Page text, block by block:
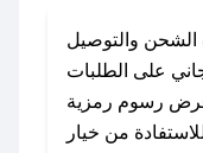
لإضافته
بسرعة.
### كيفية استخدام كود خصم طلة بوتيك؟
والتوصيل
على الطلبات
فرض رسوم رمزية
من خيار